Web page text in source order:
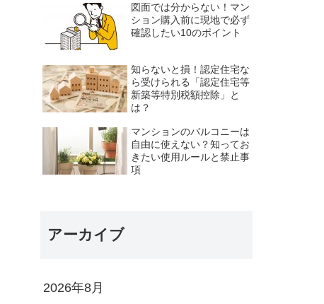
図面では分からない！マン
ション購入前に現地で必ず
確認したい10のポイント
知らないと損！認定住宅な
ら受けられる「認定住宅等
新築等特別税額控除」と
は？
マンションのバルコニーは
自由に使えない？知ってお
きたい使用ルールと禁止事
項
アーカイブ
2026年8月